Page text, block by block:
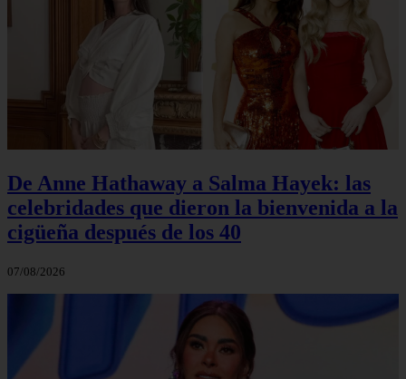
De Anne Hathaway a Salma Hayek: las
celebridades que dieron la bienvenida a la
cigüeña después de los 40
07/08/2026